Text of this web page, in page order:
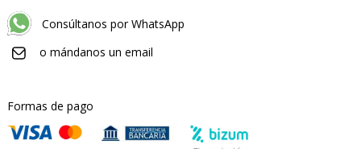
Consúltanos por WhatsApp
o mándanos un email
Formas de pago